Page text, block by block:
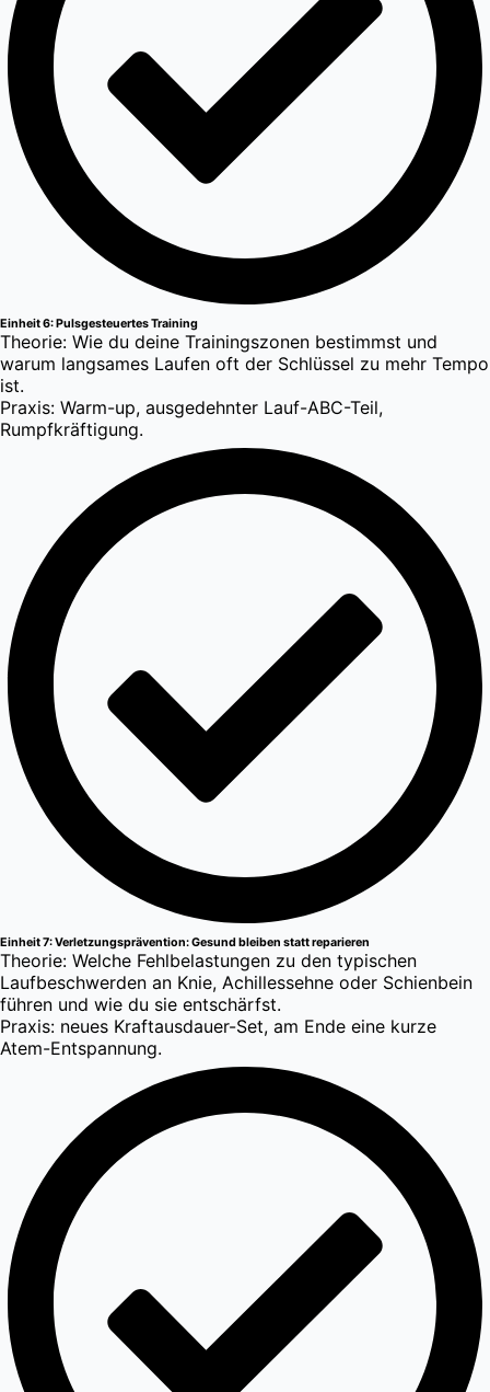
Einheit 6: Pulsgesteuertes Training
Theorie: Wie du deine Trainingszonen bestimmst und
warum langsames Laufen oft der Schlüssel zu mehr Tempo
ist.
Praxis: Warm-up, ausgedehnter Lauf-ABC-Teil,
Rumpfkräftigung.
Einheit 7: Verletzungsprävention: Gesund bleiben statt reparieren
Theorie: Welche Fehlbelastungen zu den typischen
Laufbeschwerden an Knie, Achillessehne oder Schienbein
führen und wie du sie entschärfst.
Praxis: neues Kraftausdauer-Set, am Ende eine kurze
Atem-Entspannung.